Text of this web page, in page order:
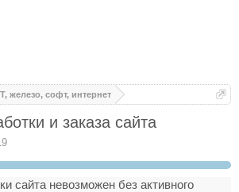
железо, софт, интернет
и заказа сайта
сайта невозможен без активного